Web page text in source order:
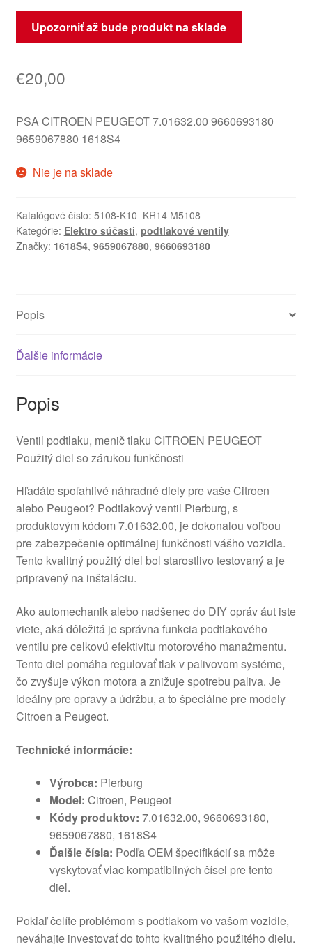
Upozorniť až bude produkt na sklade
€20,00
PSA CITROEN PEUGEOT 7.01632.00 9660693180
9659067880 1618S4
Nie je na sklade
Katalógové číslo: 5108-K10_KR14 M5108
Kategórie: Elektro súčasti, podtlakové ventily
Značky: 1618S4, 9659067880, 9660693180
Popis
Ďalšie informácie
Popis
Ventil podtlaku, menič tlaku CITROEN PEUGEOT
Použitý diel so zárukou funkčnosti
Hľadáte spoľahlivé náhradné diely pre vaše Citroen
alebo Peugeot? Podtlakový ventil Pierburg, s
produktovým kódom 7.01632.00, je dokonalou voľbou
pre zabezpečenie optimálnej funkčnosti vášho vozidla.
Tento kvalitný použitý diel bol starostlivo testovaný a je
pripravený na inštaláciu.
Ako automechanik alebo nadšenec do DIY opráv áut iste
viete, aká dôležitá je správna funkcia podtlakového
ventilu pre celkovú efektivitu motorového manažmentu.
Tento diel pomáha regulovať tlak v palivovom systéme,
čo zvyšuje výkon motora a znižuje spotrebu paliva. Je
ideálny pre opravy a údržbu, a to špeciálne pre modely
Citroen a Peugeot.
Technické informácie:
Výrobca: Pierburg
Model: Citroen, Peugeot
Kódy produktov: 7.01632.00, 9660693180,
9659067880, 1618S4
Ďalšie čísla: Podľa OEM špecifikácií sa môže
vyskytovať viac kompatibilných čísel pre tento
diel.
Pokiaľ čelíte problémom s podtlakom vo vašom vozidle,
neváhajte investovať do tohto kvalitného použitého dielu.